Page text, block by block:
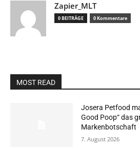
Zapier_MLT
0 BEITRÄGE 0 Kommentare
MOST READ
Josera Petfood
Good Poop“ das
Markenbotschaft
7. August 2026